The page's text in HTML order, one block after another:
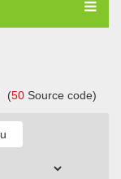
(50 Source code)